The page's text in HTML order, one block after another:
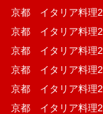
京都 イタリア料理
京都 イタリア料理
京都 イタリア料理
京都 イタリア料理
京都 イタリア料理
京都 イタリア料理